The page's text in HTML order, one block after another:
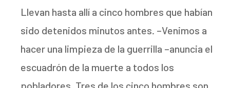
Llevan hasta allí a cinco hombres que habían
sido detenidos minutos antes. –Venimos a
hacer una limpieza de la guerrilla –anuncia el
escuadrón de la muerte a todos los
pobladores. Tres de los cinco hombres son